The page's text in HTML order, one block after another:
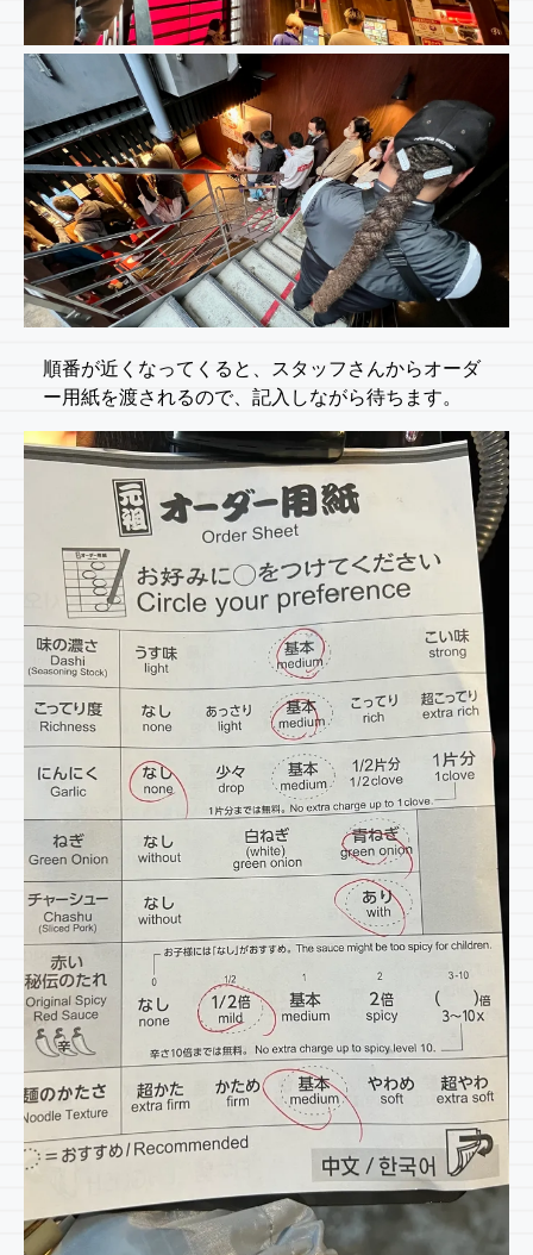
順番が近くなってくると、スタッフさんからオーダ
ー用紙を渡されるので、記入しながら待ちます。